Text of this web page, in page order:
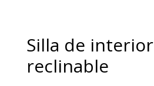
Silla de interior
reclinable